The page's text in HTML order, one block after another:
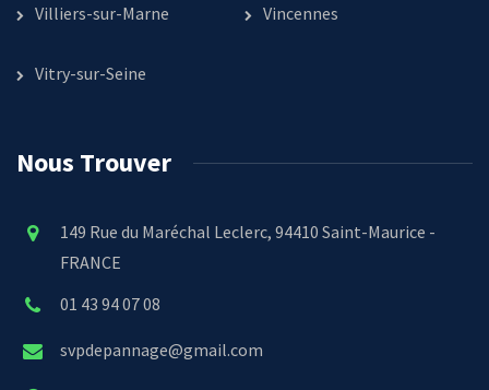
Villiers-sur-Marne Vincennes
Vitry-sur-Seine
Nous Trouver
149 Rue du Maréchal Leclerc, 94410 Saint-Maurice -
FRANCE
01 43 94 07 08
svpdepannage@gmail.com